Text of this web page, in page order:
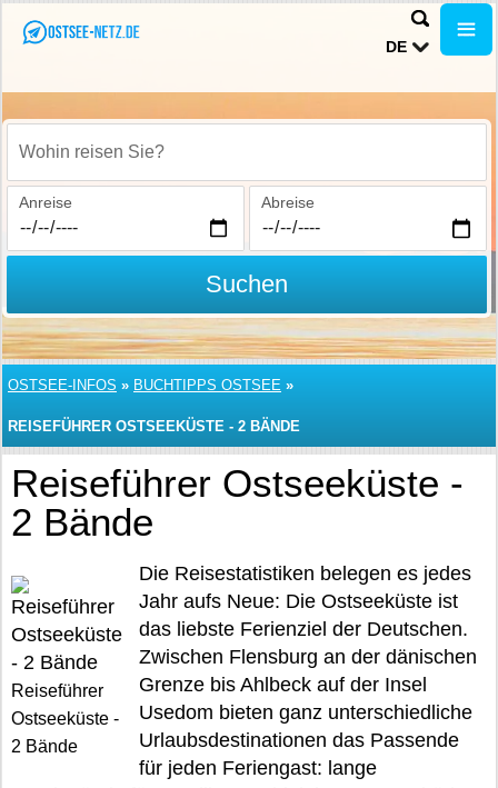
DE
Wohin reisen Sie?
Anreise Abreise
Suchen
OSTSEE-INFOS » BUCHTIPPS OSTSEE »
REISEFÜHRER OSTSEEKÜSTE - 2 BÄNDE
Reiseführer Ostseeküste -
2 Bände
Reiseführer
Ostseeküste -
2 Bände
Die Reisestatistiken belegen es jedes
Jahr aufs Neue: Die Ostseeküste ist
das liebste Ferienziel der Deutschen.
Zwischen Flensburg an der dänischen
Grenze bis Ahlbeck auf der Insel
Usedom bieten ganz unterschiedliche
Urlaubsdestinationen das Passende
für jeden Feriengast: lange